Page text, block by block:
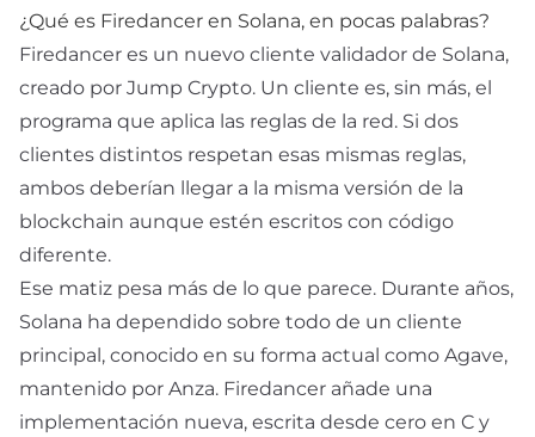
¿Qué es Firedancer en Solana, en pocas palabras?
Firedancer es un nuevo cliente validador de Solana,
creado por Jump Crypto. Un cliente es, sin más, el
programa que aplica las reglas de la red. Si dos
clientes distintos respetan esas mismas reglas,
ambos deberían llegar a la misma versión de la
blockchain aunque estén escritos con código
diferente.
Ese matiz pesa más de lo que parece. Durante años,
Solana ha dependido sobre todo de un cliente
principal, conocido en su forma actual como Agave,
mantenido por Anza. Firedancer añade una
implementación nueva, escrita desde cero en C y